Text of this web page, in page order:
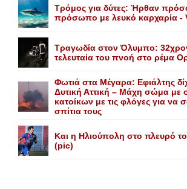
Τρόμος για δύτες: Ήρθαν
πρόσωπο με λευκό καρχαρία -
Τραγωδία στον Όλυμπο:
τελευταία του πνοή στο ρέμα
Φωτιά στα Μέγαρα: Εφιάλτης
Δυτική Αττική – Μάχη σώμα
κατοίκων με τις φλόγες για να
σπίτια τους
Και η Ηλιούπολη στο πλευρό
(pic)